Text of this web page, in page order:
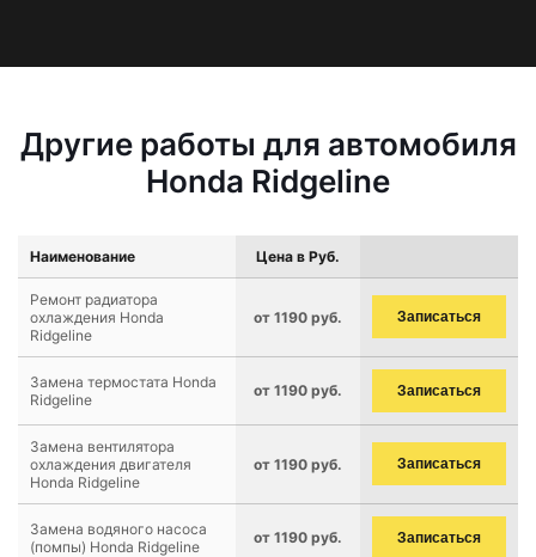
Другие работы для автомобиля
Honda Ridgeline
Наименование Цена в Руб.
Ремонт радиатора
охлаждения Honda
Ridgeline
от 1190 руб. Записаться
Замена термостата Honda
Ridgeline
от 1190 руб. Записаться
Замена вентилятора
охлаждения двигателя
Honda Ridgeline
от 1190 руб. Записаться
Замена водяного насоса
(помпы) Honda Ridgeline
от 1190 руб. Записаться